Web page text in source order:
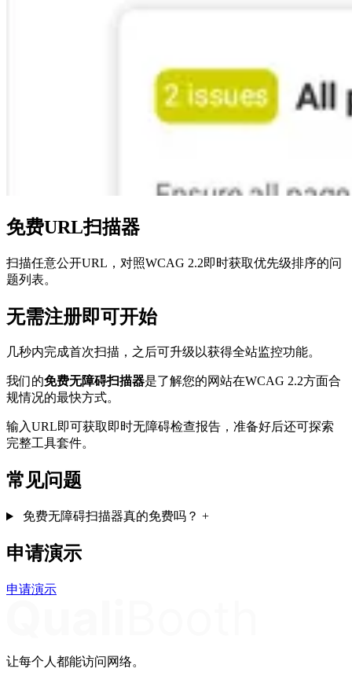
免费URL扫描器
扫描任意公开URL，对照WCAG 2.2即时获取优先级排序的问
题列表。
无需注册即可开始
几秒内完成首次扫描，之后可升级以获得全站监控功能。
我们的免费无障碍扫描器是了解您的网站在WCAG 2.2方面合
规情况的最快方式。
输入URL即可获取即时无障碍检查报告，准备好后还可探索
完整工具套件。
常见问题
免费无障碍扫描器真的免费吗？ +
申请演示
申请演示
让每个人都能访问网络。